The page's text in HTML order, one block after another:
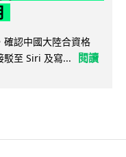
認中國大陸合資格
駁至 Siri 及寫...
閱讀